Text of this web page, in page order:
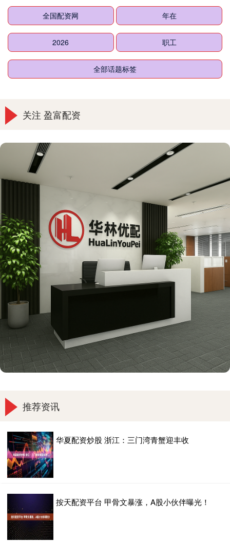
全国配资网 年在
2026 职工
全部话题标签
关注 盈富配资
推荐资讯
华夏配资炒股 浙江：三门湾青蟹迎丰收
按天配资平台 甲骨文暴涨，A股小伙伴曝光！